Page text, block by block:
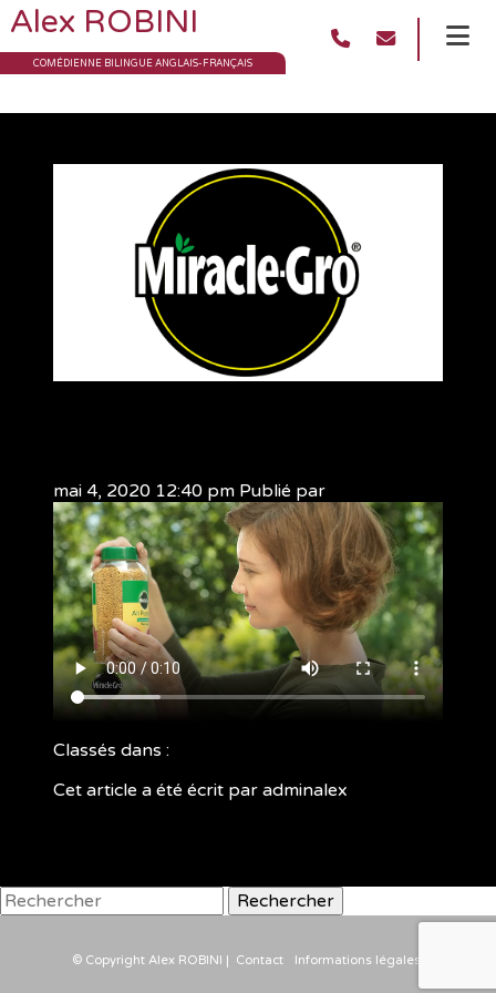
Alex ROBINI
COMÉDIENNE BILINGUE ANGLAIS-FRANÇAIS
mai 4, 2020 12:40 pm Publié par
Classés dans :
Cet article a été écrit par adminalex
Rechercher
© Copyright Alex ROBINI | Contact Informations légales